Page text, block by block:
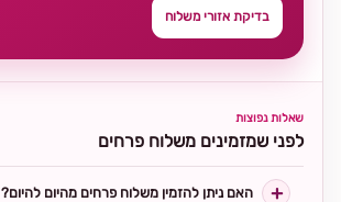
בדיקת אזורי משלוח
שאלות נפוצות
לפני שמזמינים משלוח פרחים
האם ניתן להזמין משלוח פרחים מהיום להיום?